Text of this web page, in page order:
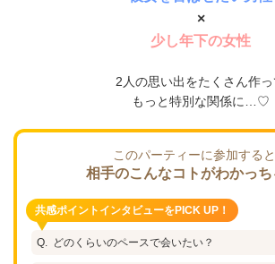
×
少し年下の女性
2人の思い出をたくさん作っ
もっと特別な関係に…♡
このパーティーに参加する
相手のこんなコトがわかっち
共感ポイントインタビューをPICK UP！
どのくらいのペースで会いたい？